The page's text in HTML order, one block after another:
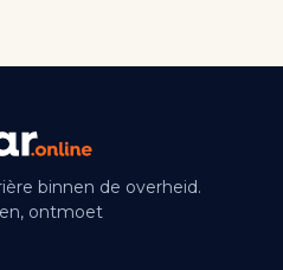
binnen de overheid.
ontmoet